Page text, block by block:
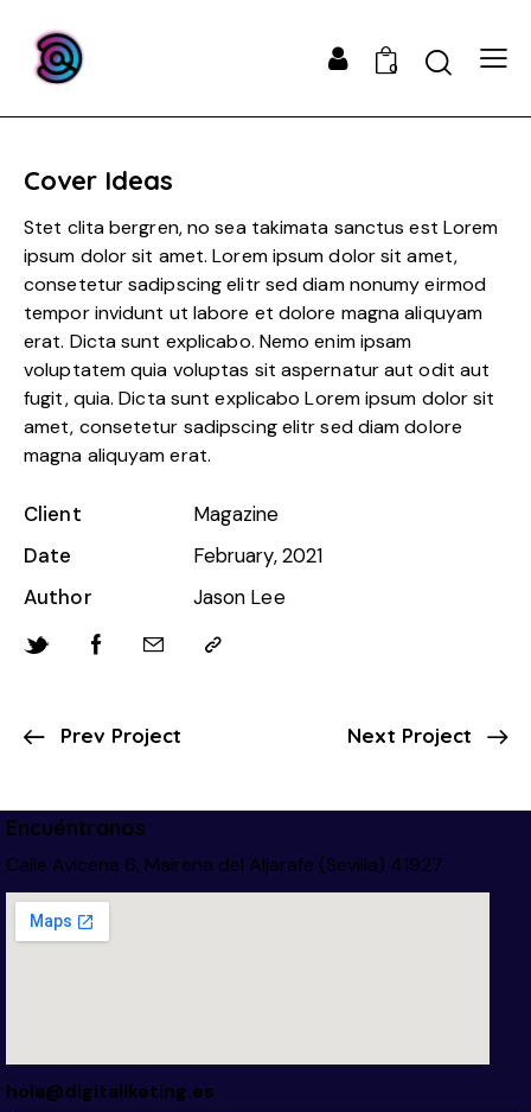
0
Cover Ideas
Stet clita bergren, no sea takimata sanctus est Lorem
ipsum dolor sit amet. Lorem ipsum dolor sit amet,
consetetur sadipscing elitr sed diam nonumy eirmod
tempor invidunt ut labore et dolore magna aliquyam
erat. Dicta sunt explicabo. Nemo enim ipsam
voluptatem quia voluptas sit aspernatur aut odit aut
fugit, quia. Dicta sunt explicabo Lorem ipsum dolor sit
amet, consetetur sadipscing elitr sed diam dolore
magna aliquyam erat.
Client
Magazine
Date
February, 2021
Author
Jason Lee
Prev Project Next Project
Encuéntranos
Calle Avicena 6, Mairena del Aljarafe (Sevilla) 41927
hola@digitallketing.es